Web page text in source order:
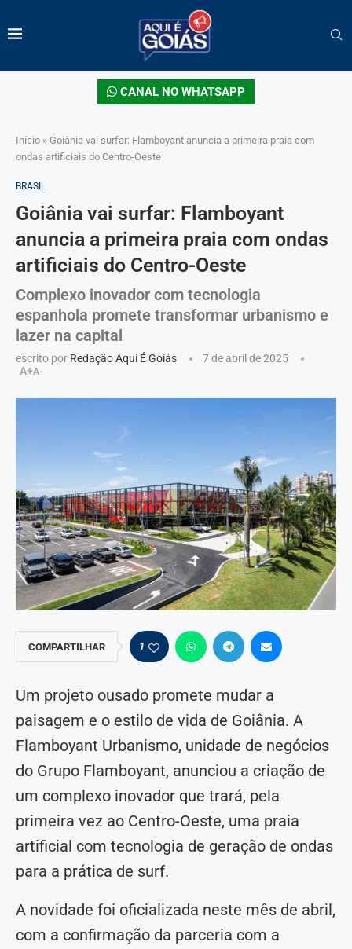
CANAL NO WHATSAPP
Início » Goiânia vai surfar: Flamboyant anuncia a primeira praia com
ondas artificiais do Centro-Oeste
BRASIL
Goiânia vai surfar: Flamboyant
anuncia a primeira praia com ondas
artificiais do Centro-Oeste
Complexo inovador com tecnologia
espanhola promete transformar urbanismo e
lazer na capital
escrito por Redação Aqui É Goiás
7 de abril de 2025
A+A-
COMPARTILHAR 1
Um projeto ousado promete mudar a
paisagem e o estilo de vida de Goiânia. A
Flamboyant Urbanismo, unidade de negócios
do Grupo Flamboyant, anunciou a criação de
um complexo inovador que trará, pela
primeira vez ao Centro-Oeste, uma praia
artificial com tecnologia de geração de ondas
para a prática de surf.
A novidade foi oficializada neste mês de abril,
com a confirmação da parceria com a